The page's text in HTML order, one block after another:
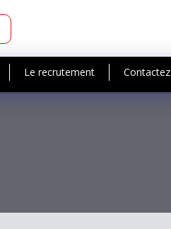
Le recrutement